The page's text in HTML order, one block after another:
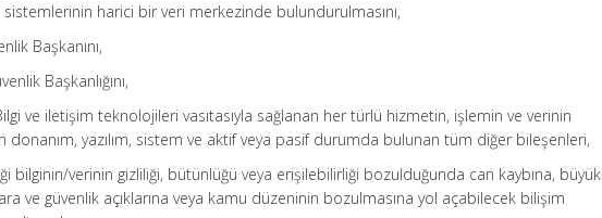
sistemlerinin harici bir veri merkezinde bulundurulmasını,
Başkanını,
Başkanlığını,
ve iletişim teknolojileri vasıtasıyla sağlanan her türlü hizmetin, işlemin ve verinin
donanım, yazılım, sistem ve aktif veya pasif durumda bulunan tüm diğer bileşenleri,
bilginin/verinin gizliliği, bütünlüğü veya erişilebilirliği bozulduğunda can kaybına, büyük
ve güvenlik açıklarına veya kamu düzeninin bozulmasına yol açabilecek bilişim